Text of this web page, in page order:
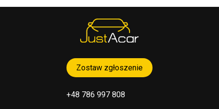
Zostaw zgłoszenie
+48 786 997 808